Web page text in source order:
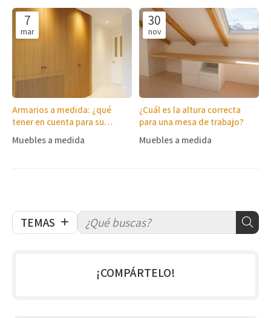
TEMAS
7
mar
Armarios a medida: ¿qué
tener en cuenta para su
fabricación?
Muebles a medida
30
nov
¿Cuál es la altura correcta
para una mesa de trabajo?
Muebles a medida
¡COMPÁRTELO!